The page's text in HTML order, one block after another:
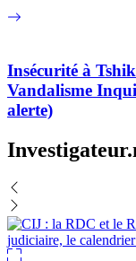
Insécurité à
Vandalisme
alerte)